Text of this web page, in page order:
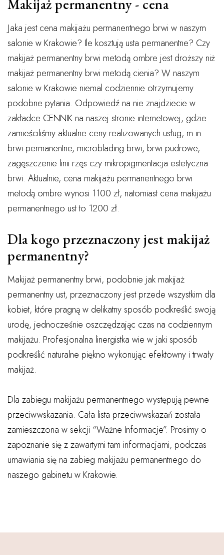
Makijaż permanentny - cena
Jaka jest cena makijażu permanentnego brwi w naszym
salonie w Krakowie? Ile kosztują usta permanentne? Czy
makijaż permanentny brwi metodą ombre jest droższy niż
makijaż permanentny brwi metodą cienia? W naszym
salonie w Krakowie niemal codziennie otrzymujemy
podobne pytania. Odpowiedź na nie znajdziecie w
zakładce CENNIK na naszej stronie internetowej, gdzie
zamieściliśmy aktualne ceny realizowanych usług, m.in.
brwi permanentne, microblading brwi, brwi pudrowe,
zagęszczenie linii rzęs czy mikropigmentacja estetyczna
brwi. Aktualnie, cena makijażu permanentnego brwi
metodą ombre wynosi 1100 zł, natomiast cena makijażu
permanentnego ust to 1200 zł.
Dla kogo przeznaczony jest makijaż
permanentny?
Makijaż permanentny brwi, podobnie jak makijaż
permanentny ust, przeznaczony jest przede wszystkim dla
kobiet, które pragną w delikatny sposób podkreślić swoją
urodę, jednocześnie oszczędzając czas na codziennym
makijażu. Profesjonalna linergistka wie w jaki sposób
podkreślić naturalne piękno wykonując efektowny i trwały
makijaż.
Dla zabiegu makijażu permanentnego występują pewne
przeciwwskazania. Cała lista przeciwwskazań została
zamieszczona w sekcji “Ważne Informacje”. Prosimy o
zapoznanie się z zawartymi tam informacjami, podczas
umawiania się na zabieg makijażu permanentnego do
naszego gabinetu w Krakowie.